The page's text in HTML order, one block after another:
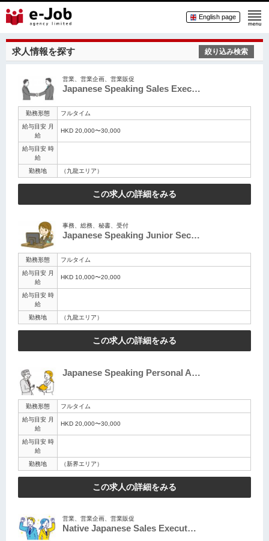
English page
求人情報を探す 絞り込み検索
営業、営業企画、営業販促
Japanese Speaking Sales Exec…
勤務形態
フルタイム
給与目安 月
給
HKD 20,000〜30,000
給与目安 時
給
勤務地
（九龍エリア）
この求人の詳細をみる
事務、総務、秘書、受付
Japanese Speaking Junior Sec…
勤務形態
フルタイム
給与目安 月
給
HKD 10,000〜20,000
給与目安 時
給
勤務地
（九龍エリア）
この求人の詳細をみる
Japanese Speaking Personal A…
勤務形態
フルタイム
給与目安 月
給
HKD 20,000〜30,000
給与目安 時
給
勤務地
（新界エリア）
この求人の詳細をみる
営業、営業企画、営業販促
Native Japanese Sales Execut…